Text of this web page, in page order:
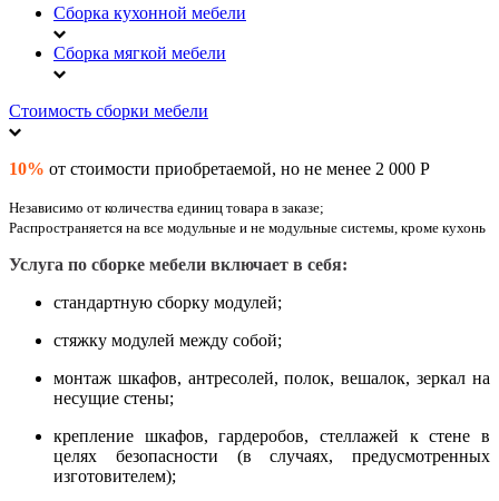
Сборка кухонной мебели
Сборка мягкой мебели
Стоимость сборки мебели
10% от стоимости приобретаемой, но не менее 2 000 Р
Независимо от количества единиц товара в заказе;
Распространяется на все модульные и не модульные системы, кроме кухонь
Услуга по сборке мебели включает в себя:
стандартную сборку модулей;
стяжку модулей между собой;
монтаж шкафов, антресолей, полок, вешалок, зеркал на
несущие стены;
крепление шкафов, гардеробов, стеллажей к стене в
целях безопасности (в случаях, предусмотренных
изготовителем);